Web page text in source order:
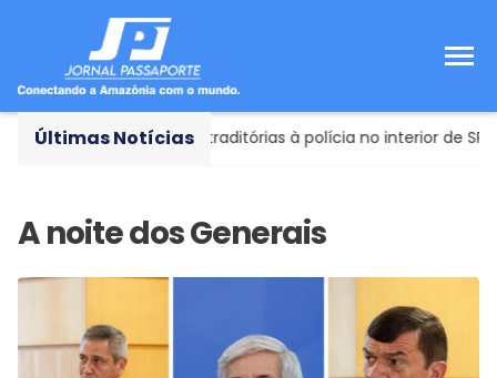
Últimas Notícias
versões contraditórias à polícia no interior de SP